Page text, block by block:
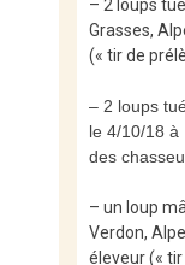
– 2 loups
Grasses,
(« tir de
– 2 loups
le 4/10/18 à
des
– un loup
Verdon,
éleveur («